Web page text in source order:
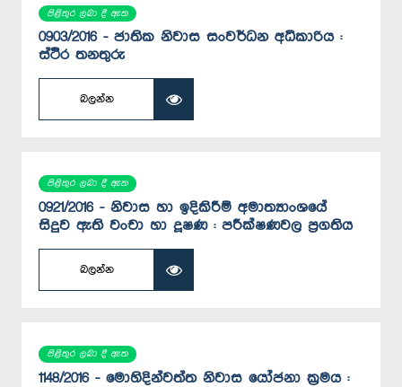
පිළිතුර ලබා දී ඇත
0903/2016 - ජාතික නිවාස සංවර්ධන අධිකාරිය :
ස්ථිර තනතුරු
බලන්න
පිළිතුර ලබා දී ඇත
0921/2016 - නිවාස හා ඉදිකිරීම් අමාත්‍යාංශයේ
සිදුව ඇති වංචා හා දූෂණ : පරීක්ෂණවල ප්‍රගතිය
බලන්න
පිළිතුර ලබා දී ඇත
1148/2016 - මොහිදින්වත්ත නිවාස යෝජනා ක්‍රමය :